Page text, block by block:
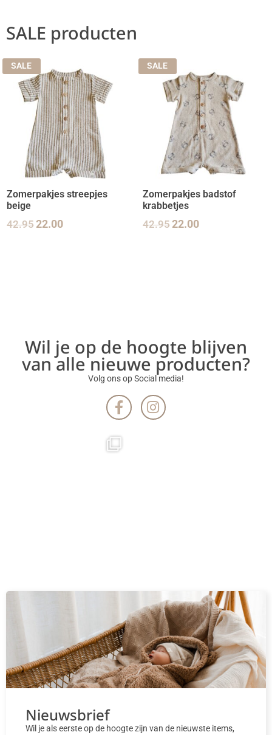
SALE producten
SALE
Zomerpakjes streepjes
beige
42.9522.00
SALE
Zomerpakjes badstof
krabbetjes
42.9522.00
Wil je op de hoogte blijven
van alle nieuwe producten?
Volg ons op Social media!
Nieuwsbrief
Wil je als eerste op de hoogte zijn van de nieuwste items,